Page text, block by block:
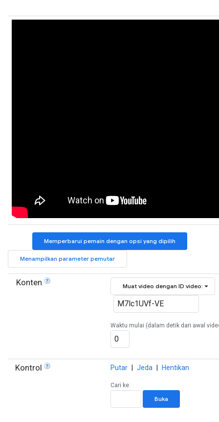
Memperbarui pemain dengan opsi yang dipilih
Menampilkan parameter pemutar
Konten Muat video dengan ID video:
Waktu mulai (dalam detik dari awal
Kontrol Putar Jeda Hentikan
Cari ke:
Buka